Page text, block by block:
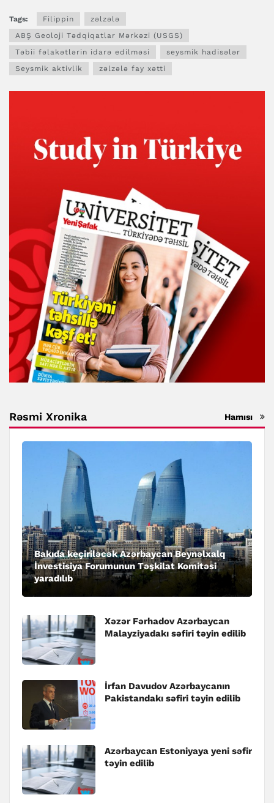
Tags: Filippin
zəlzələ
ABŞ Geoloji Tədqiqatlar Mərkəzi (USGS)
Təbii fəlakətlərin idarə edilməsi
seysmik hadisələr
Seysmik aktivlik
zəlzələ fay xətti
Rəsmi Xronika Hamısı
Bakıda keçiriləcək Azərbaycan Beynəlxalq
İnvestisiya Forumunun Təşkilat Komitəsi
yaradılıb
Xəzər Fərhadov Azərbaycan
Malayziyadakı səfiri təyin edilib
İrfan Davudov Azərbaycanın
Pakistandakı səfiri təyin edilib
Azərbaycan Estoniyaya yeni səfir
təyin edilib